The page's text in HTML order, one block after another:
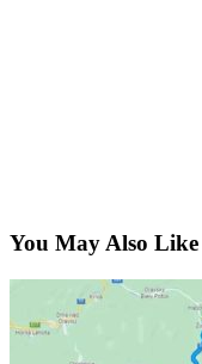
You May Also Like